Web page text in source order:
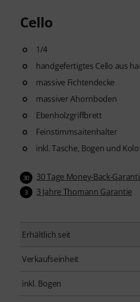
Cello
1/4
handgefertigtes Cello aus
massive Fichtendecke
massiver Ahornboden
Ebenholzgriffbrett
Feinstimmsaitenhalter
inkl. Tasche, Bogen und
30 30 Tage Money-Back-
3 3 Jahre Thomann Garantie
Erhältlich seit
Verkaufseinheit
inkl. Bogen